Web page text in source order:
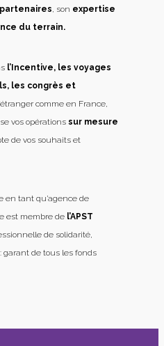
, son expertise
du terrain.
l’Incentive, les voyages
les congrès et
comme en France,
vos opérations sur mesure
de vos souhaits et
en tant qu’agence de
est membre de l’APST
de solidarité,
garant de tous les fonds